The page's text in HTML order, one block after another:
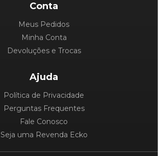
Conta
Meus Pedidos
Minha Conta
Devoluções e Trocas
Ajuda
Política de Privacidade
Perguntas Frequentes
Fale Conosco
Seja uma Revenda Ecko